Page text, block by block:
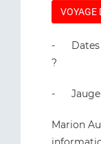
VOYAGE
- Dates :
?
- Jauge :
Marion